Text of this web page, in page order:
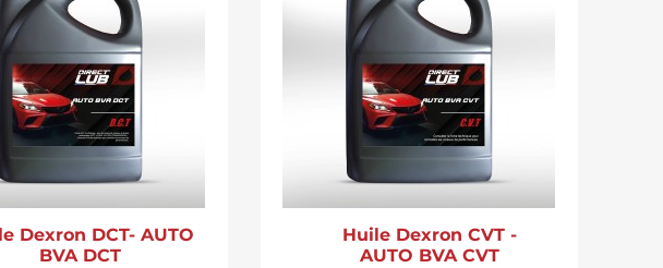
Dexron DCT- AUTO
BVA DCT
Huile Dexron CVT -
AUTO BVA CVT